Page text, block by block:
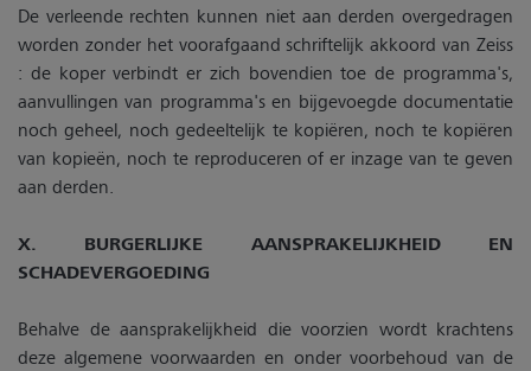
De verleende rechten kunnen niet aan derden overgedragen
worden zonder het voorafgaand schriftelijk akkoord van Zeiss
: de koper verbindt er zich bovendien toe de programma's,
aanvullingen van programma's en bijgevoegde documentatie
noch geheel, noch gedeeltelijk te kopiëren, noch te kopiëren
van kopieën, noch te reproduceren of er inzage van te geven
aan derden.
X. BURGERLIJKE AANSPRAKELIJKHEID EN
SCHADEVERGOEDING
Behalve de aansprakelijkheid die voorzien wordt krachtens
deze algemene voorwaarden en onder voorbehoud van de